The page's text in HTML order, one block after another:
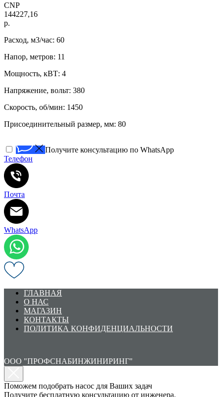
CNP
144227,16
р.
Расход, м3/час: 60
Напор, метров: 11
Мощность, кВТ: 4
Напряжение, вольт: 380
Скорость, об/мин: 1450
Присоединительный размер, мм: 80
Получите консультацию по WhatsApp
Телефон
Почта
WhatsApp
ГЛАВНАЯ
О НАС
МАГАЗИН
КОНТАКТЫ
ПОЛИТИКА КОНФИДЕНЦИАЛЬНОСТИ
ООО "ПРОФСНАБИНЖИНИРИНГ"
Поможем подобрать насос для Ваших задач
Получите бесплатную консультацию от инженера.